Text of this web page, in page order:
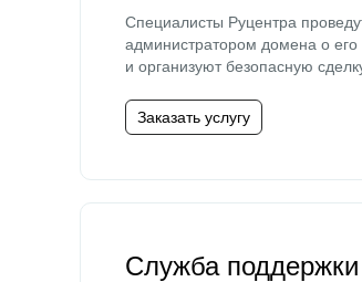
Специалисты Руцентра
администратором домена о
и организуют безопасную
Заказать услугу
Служба поддержки